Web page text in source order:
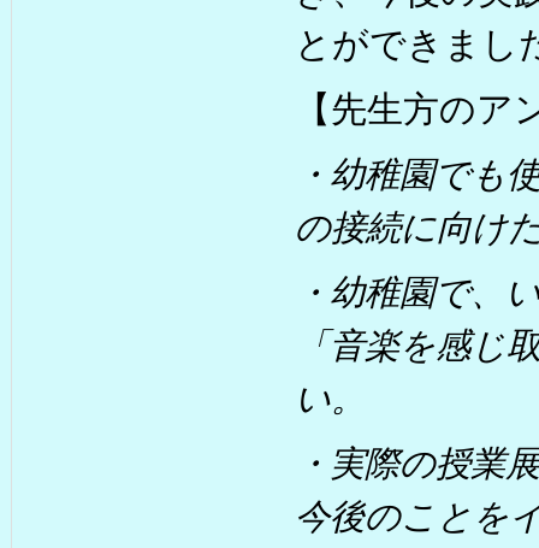
とができまし
【先生方の
・幼稚園でも
の接続に向け
・幼稚園で、
「音楽を感じ
い。
・実際の授業
今後のことを